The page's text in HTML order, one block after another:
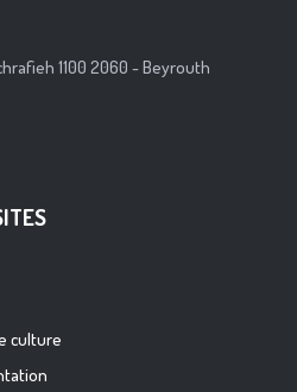
1100 2060 - Beyrouth
culture